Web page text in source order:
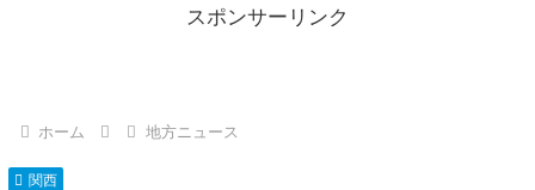
スポンサーリンク
ホーム 地方ニュース
関西